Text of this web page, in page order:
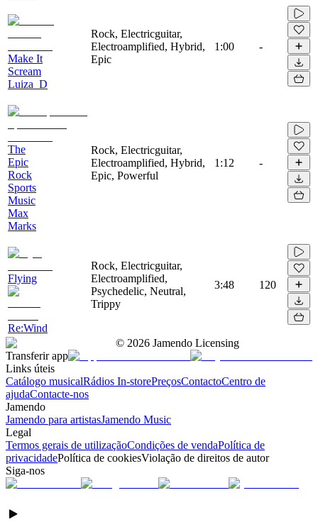
Make It
Scream
Luiza_D
Rock, Electricguitar,
Electroamplified, Hybrid,
Epic
1:00 -
The
Epic
Rock
Sports
Music
Max
Marks
Rock, Electricguitar,
Electroamplified, Hybrid,
Epic, Powerful
1:12 -
Flying
Re:Wind
Rock, Electricguitar,
Electroamplified,
Psychedelic, Neutral,
Trippy
3:48 120
© 2026 Jamendo Licensing
Transferir app
Links úteis
Catálogo musicalRádios In-storePreçosContactoCentro de
ajudaContacte-nos
Jamendo
Jamendo para artistasJamendo Music
Legal
Termos gerais de utilizaçãoCondições de vendaPolítica de
privacidadePolítica de cookiesViolação de direitos de autor
Siga-nos